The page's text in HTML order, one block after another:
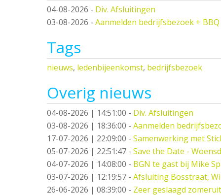
04-08-2026 - Div. Afsluitingen
03-08-2026 - Aanmelden bedrijfsbezoek + BBQ
Tags
nieuws, ledenbijeenkomst, bedrijfsbezoek
Overig nieuws
04-08-2026 | 14:51:00 - Div. Afsluitingen
03-08-2026 | 18:36:00 - Aanmelden
17-07-2026 | 22:09:00 - Samenwerking met
05-07-2026 | 22:51:47 - Save the Date -
04-07-2026 | 14:08:00 - BGN te gast bij Mike
03-07-2026 | 12:19:57 - Afsluiting Bosstraat,
26-06-2026 | 08:39:00 - Zeer geslaagd